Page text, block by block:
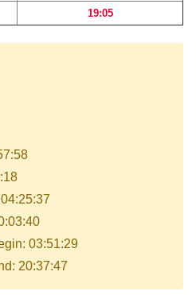
19:05
03:51:29
20:37:47